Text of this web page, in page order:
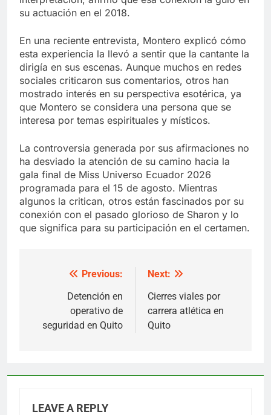
su actuación en el 2018.
En una reciente entrevista, Montero explicó cómo
esta experiencia la llevó a sentir que la cantante la
dirigía en sus escenas. Aunque muchos en redes
sociales criticaron sus comentarios, otros han
mostrado interés en su perspectiva esotérica, ya
que Montero se considera una persona que se
interesa por temas espirituales y místicos.
La controversia generada por sus afirmaciones no
ha desviado la atención de su camino hacia la
gala final de Miss Universo Ecuador 2026
programada para el 15 de agosto. Mientras
algunos la critican, otros están fascinados por su
conexión con el pasado glorioso de Sharon y lo
que significa para su participación en el certamen.
navigation
Previous:
Detención en
operativo de
seguridad en Quito
Next:
Cierres viales por
carrera atlética en
Quito
LEAVE A REPLY